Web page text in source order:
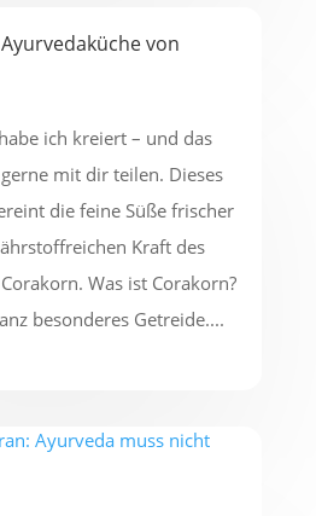
von
ich kreiert – und das
mit dir teilen. Dieses
die feine Süße frischer
Kraft des
Was ist Corakorn?
besonderes Getreide....